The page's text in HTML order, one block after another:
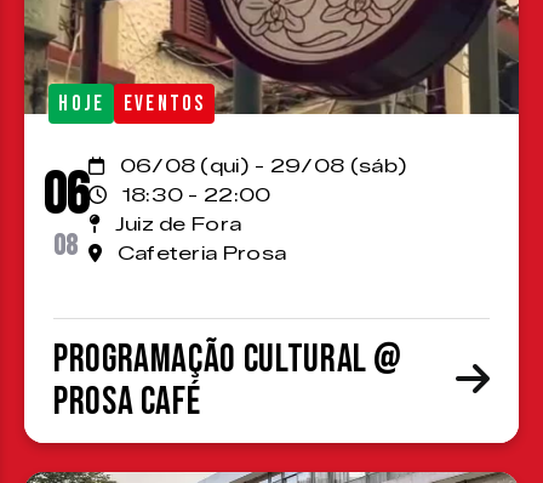
HOJE EVENTOS
06
08
06/08 (qui) - 29/08 (sáb)
18:30 - 22:00
Juiz de Fora
Cafeteria Prosa
Programação cultural @
Prosa Café